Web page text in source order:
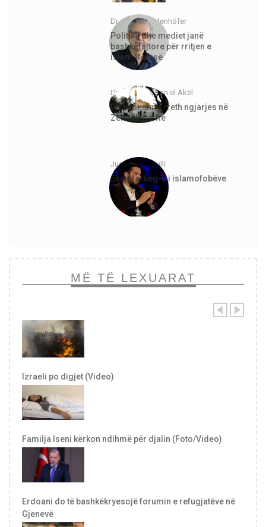
Dr. Jürgen Todenhöfer
Politika dhe mediet janë
bashkëfajtore për rritjen e
islamofobisë
Dr. Abdurrahman el Akël
Disa mësime rreth ngjarjes në
Zelandën e Re
Justinian Topulli
Skanderbeg-u i islamofobëve
MË TË LEXUARAT
Izraeli po digjet (Video)
Familja Iseni kërkon ndihmë për djalin (Foto/Video)
Erdoani do të bashkëkryesojë forumin e refugjatëve në
Gjenevë